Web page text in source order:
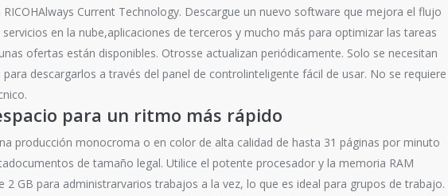
Current Technology. Descargue un nuevo software que mejora el flujo
en la nube,aplicaciones de terceros y mucho más para optimizar las tareas
ofertas están disponibles. Otrosse actualizan periódicamente. Solo se necesitan
descargarlos a través del panel de controlinteligente fácil de usar. No se requiere
para un ritmo más rápido
producción monocroma o en color de alta calidad de hasta 31 páginas por minuto
de tamaño legal. Utilice el potente procesador y la memoria RAM
2 GB para administrarvarios trabajos a la vez, lo que es ideal para grupos de trabajo.